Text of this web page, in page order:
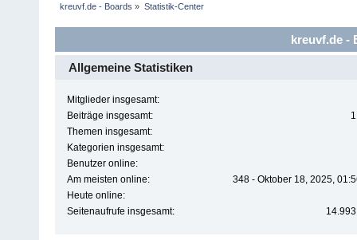
kreuvf.de - Boards » Statistik-Center
kreuvf.de -
Allgemeine Statistiken
Mitglieder insgesamt:
Beiträge insgesamt:
Themen insgesamt:
Kategorien insgesamt:
Benutzer online:
Am meisten online:
348 - Oktober 18, 2025,
Heute online:
Seitenaufrufe insgesamt: